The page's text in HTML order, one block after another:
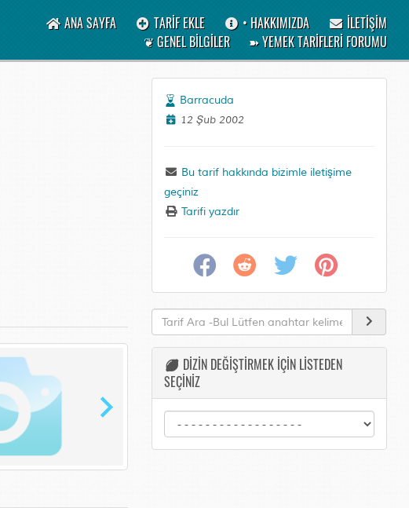
ANA SAYFA TARİF EKLE • HAKKIMIZDA
İLETİŞİM
❦ GENEL BİLGİLER
➽ YEMEK TARİFLERİ FORUMU
Barracuda
12 Şub 2002
Bu tarif hakkında bizimle iletişime
geçiniz
Tarifi yazdır
DİZİN DEĞİŞTİRMEK İÇİN LİSTEDEN
SEÇİNİZ